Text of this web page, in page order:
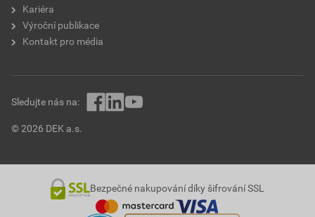
Kariéra
Výroční publikace
Kontakt pro média
© 2026 DEK a.s.
Sledujte nás na:
Bezpečné nakupování díky šifrování SSL